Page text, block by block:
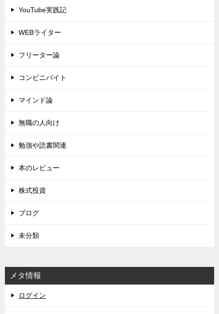
YouTube実践記
WEBライター
フリーター論
コンビニバイト
マインド論
無職の人向け
勉強や読書関連
本のレビュー
株式投資
ブログ
未分類
メタ情報
ログイン